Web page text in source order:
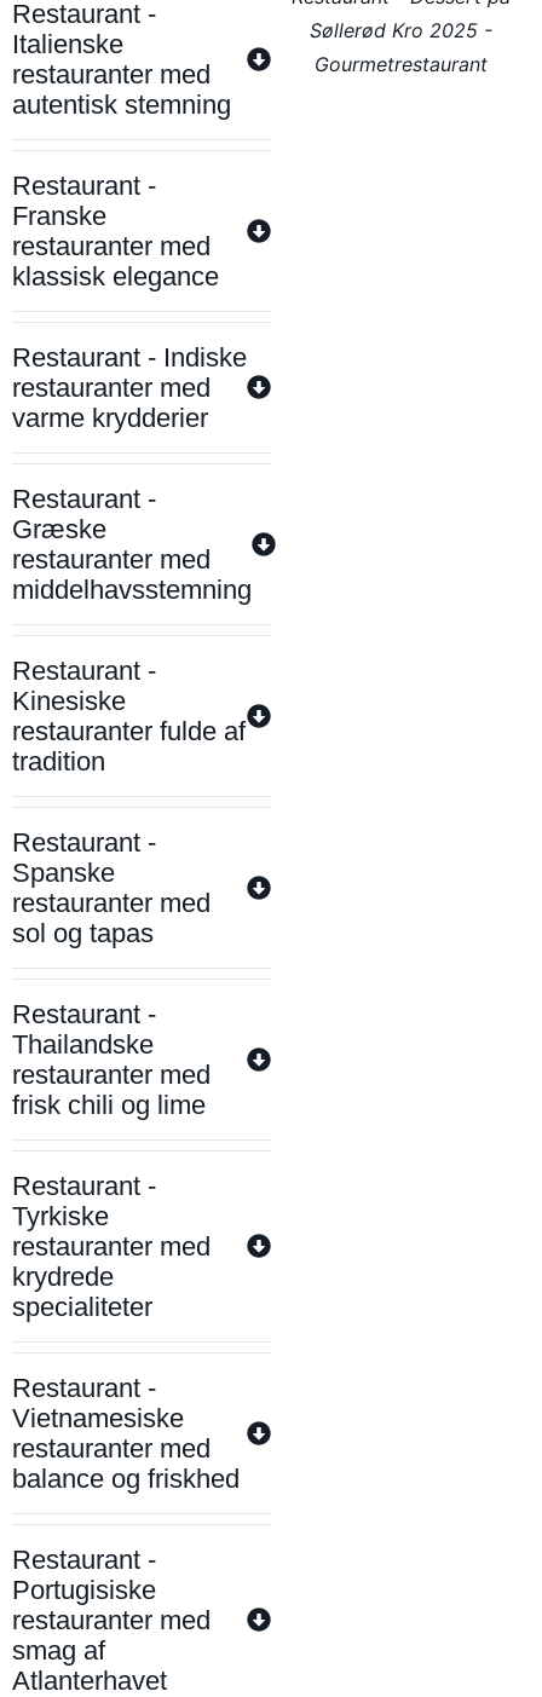
Restaurant -
Italienske
restauranter med
autentisk stemning
Restaurant -
Franske
restauranter med
klassisk elegance
Restaurant - Indiske
restauranter med
varme krydderier
Restaurant -
Græske
restauranter med
middelhavsstemning
Restaurant -
Kinesiske
restauranter fulde af
tradition
Restaurant -
Spanske
restauranter med
sol og tapas
Restaurant -
Thailandske
restauranter med
frisk chili og lime
Restaurant -
Tyrkiske
restauranter med
krydrede
specialiteter
Restaurant -
Vietnamesiske
restauranter med
balance og friskhed
Restaurant -
Portugisiske
restauranter med
smag af
Atlanterhavet
Søllerød Kro 2025 -
Gourmetrestaurant